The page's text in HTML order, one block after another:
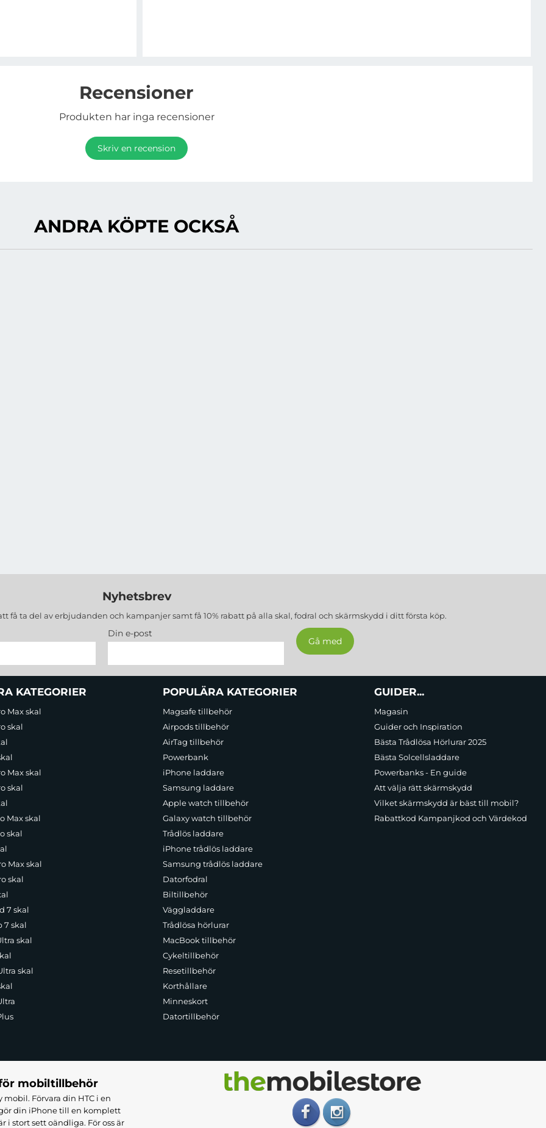
Recensioner
Produkten har inga recensioner
Skriv en recension
ANDRA KÖPTE OCKSÅ
Nyhetsbrev
få ta del av erbjudanden och kampanjer samt få 10% rabatt på alla skal, fodral och skärmskydd i ditt första köp.
Din e-post
KATEGORIER
Max skal
skal
Max skal
skal
Max skal
skal
Max skal
skal
7 skal
7 skal
skal
skal
POPULÄRA KATEGORIER
Magsafe tillbehör
Airpods tillbehör
AirTag tillbehör
Powerbank
iPhone laddare
Samsung laddare
Apple watch tillbehör
Galaxy watch tillbehör
Trådlös laddare
iPhone trådlös laddare
Samsung trådlös laddare
Datorfodral
Biltillbehör
Väggladdare
Trådlösa hörlurar
MacBook tillbehör
Cykeltillbehör
Resetillbehör
Korthållare
Minneskort
Datortillbehör
GUIDER...
Magasin
Guider och Inspiration
Bästa Trådlösa Hörlurar 2025
Bästa Solcellsladdare
Powerbanks - En guide
Att välja rätt skärmskydd
Vilket skärmskydd är bäst till mobil?
Rabattkod Kampanjkod och Värdekod
mobiltillbehör
Förvara din HTC i en
din iPhone till en komplett
stort sett oändliga. För oss är